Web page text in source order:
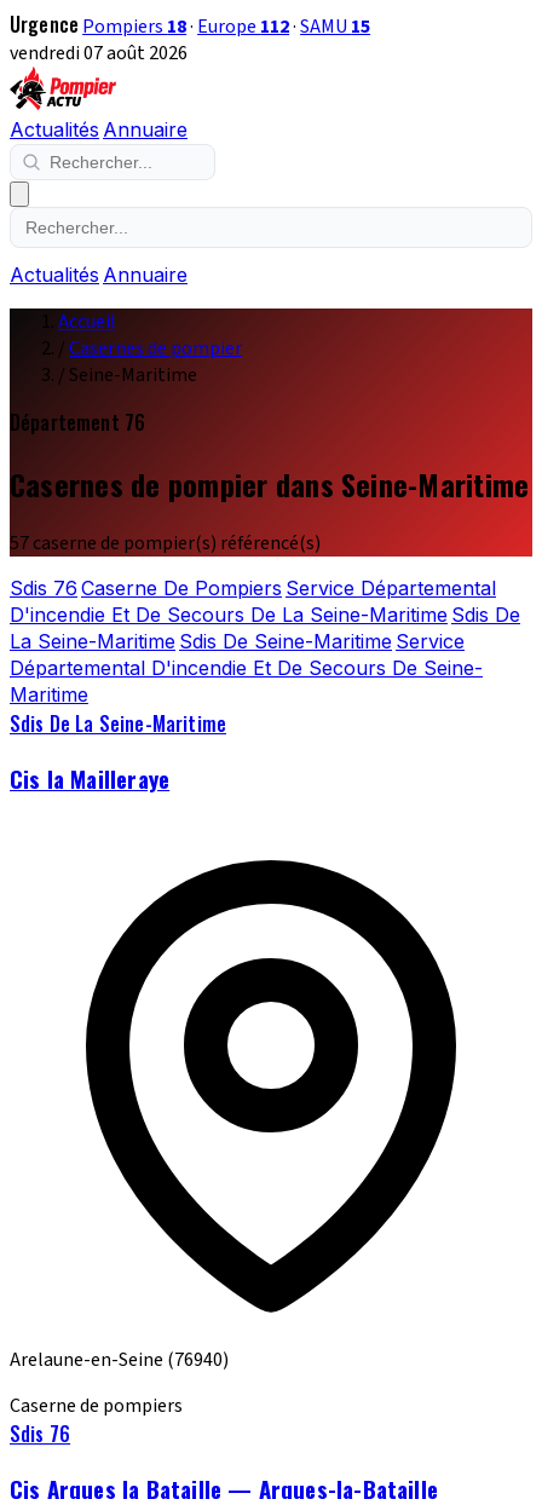
Urgence Pompiers 18· Europe 112·SAMU 15
vendredi 07 août 2026
Actualités Annuaire
Actualités Annuaire
Accueil
/Casernes de pompier
/Seine-Maritime
Département 76
Casernes de pompier dans Seine-Maritime
57 caserne de pompier(s) référencé(s)
Sdis 76 Caserne De Pompiers Service Départemental
D'incendie Et De Secours De La Seine-Maritime Sdis De
La Seine-Maritime Sdis De Seine-Maritime Service
Départemental D'incendie Et De Secours De Seine-
Maritime
Sdis De La Seine-Maritime
Cis la Mailleraye
Arelaune-en-Seine (76940)
Caserne de pompiers
Sdis 76
Cis Arques la Bataille — Arques-la-Bataille